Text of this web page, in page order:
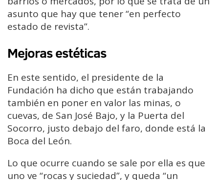
asunto que hay que tener “en perfecto
estado de revista”.
Mejoras estéticas
En este sentido, el presidente de la
Fundación ha dicho que están trabajando
también en poner en valor las minas, o
cuevas, de San José Bajo, y la Puerta del
Socorro, justo debajo del faro, donde está la
Boca del León.
Lo que ocurre cuando se sale por ella es que
uno ve “rocas y suciedad”, y queda “un